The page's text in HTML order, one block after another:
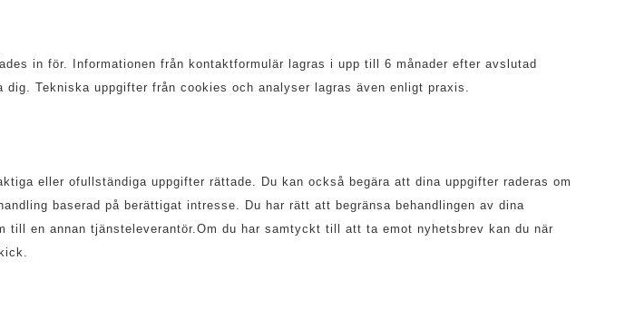
in för. Informationen från kontaktformulär lagras i upp till 6 månader efter avslutad
Tekniska uppgifter från cookies och analyser lagras även enligt praxis.
eller ofullständiga uppgifter rättade. Du kan också begära att dina uppgifter raderas om
baserad på berättigat intresse. Du har rätt att begränsa behandlingen av dina
en annan tjänsteleverantör.Om du har samtyckt till att ta emot nyhetsbrev kan du när